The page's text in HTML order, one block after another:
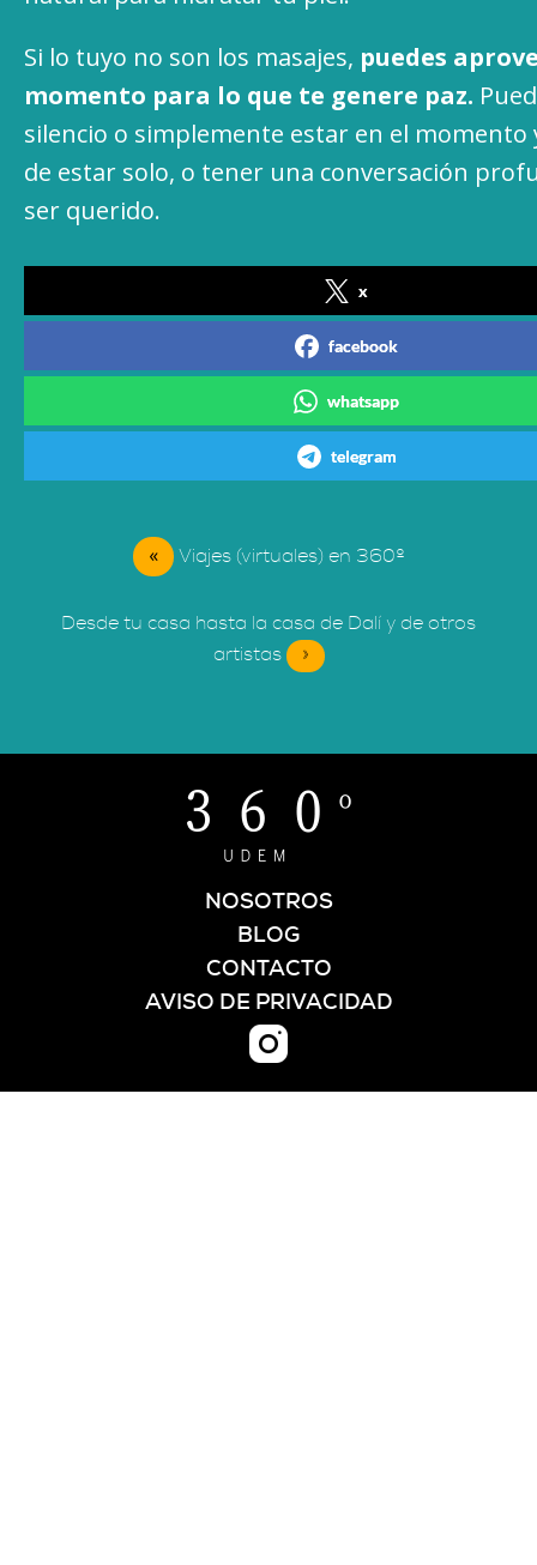
Si lo tuyo no son los masajes, puedes
momento para lo que te genere paz.
silencio o simplemente estar en el
de estar solo, o tener una conversación
ser querido.
x
facebook
whatsapp
telegram
« Viajes (virtuales) en 360º
Desde tu casa hasta la casa de Dalí y de otros
artistas
»
NOSOTROS
BLOG
CONTACTO
AVISO DE PRIVACIDAD